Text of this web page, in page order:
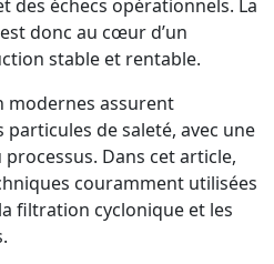
des échecs opérationnels. La
donc au cœur d’un
stable et rentable.
modernes assurent
particules de saleté, avec une
Dans cet article,
couramment utilisées
filtration cyclonique et les